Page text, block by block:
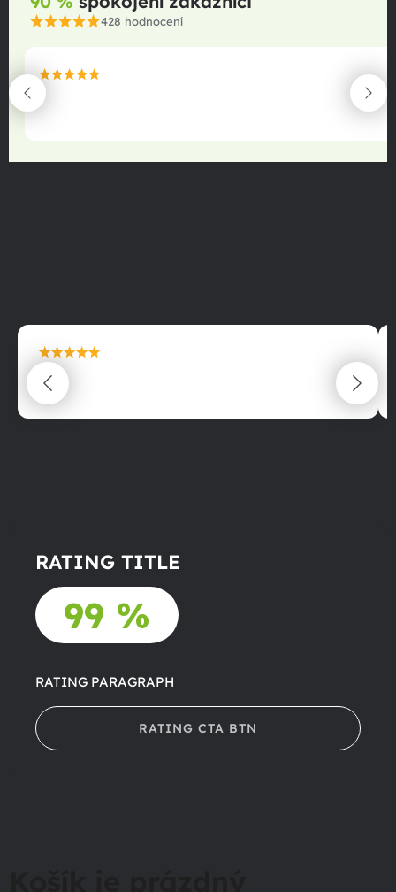
428 hodnocení
maximální spokojenost
22.06.2025
maximální spokojenost
22.06.2025
RATING TITLE
99 %
RATING PARAGRAPH
RATING CTA BTN